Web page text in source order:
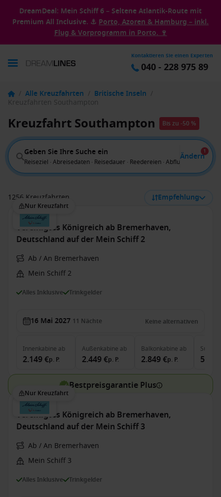
DreamDeal: Mein Schiff 6 – Seltene Atlantik-Route mit
Premium All Inclusive. ⚓ Porto, Azoren & Hamburg – inkl.
Flug & Vorprogramm in Porto. 🍷
Kontaktieren Sie einen Experten
040 - 228 975 89
/ Alle Kreuzfahrten / Britische Inseln /
Kreuzfahrten Southampton
Kreuzfahrt Southampton Bis zu -50 %
Geben Sie Ihre Suche ein
Reiseziel · Abreisedaten · Reisedauer · Reedereien · Abflug von
Ändern
1
1256 Kreuzfahrten Empfehlung
Nur Kreuzfahrt
Vereinigtes Königreich ab Bremerhaven,
Deutschland auf der Mein Schiff 2
Ab / An Bremerhaven
Mein Schiff 2
Alles Inklusive Trinkgelder
16 Mai 2027 11 Nächte Keine alternativen
Innenkabine ab
2.149 €p. P.
Außenkabine ab
2.449 €p. P.
Balkonkabine ab
2.849 €p. P.
Suite
Bestpreisgarantie Plus
Nur Kreuzfahrt
Vereinigtes Königreich ab Bremerhaven,
Deutschland auf der Mein Schiff 3
Ab / An Bremerhaven
Mein Schiff 3
Alles Inklusive Trinkgelder